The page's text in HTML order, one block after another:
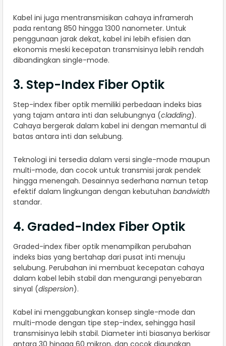
Kabel ini juga mentransmisikan cahaya inframerah
pada rentang 850 hingga 1300 nanometer. Untuk
penggunaan jarak dekat, kabel ini lebih efisien dan
ekonomis meski kecepatan transmisinya lebih rendah
dibandingkan single-mode.
3. Step-Index Fiber Optik
Step-index fiber optik memiliki perbedaan indeks bias
yang tajam antara inti dan selubungnya (cladding).
Cahaya bergerak dalam kabel ini dengan memantul di
batas antara inti dan selubung.
Teknologi ini tersedia dalam versi single-mode maupun
multi-mode, dan cocok untuk transmisi jarak pendek
hingga menengah. Desainnya sederhana namun tetap
efektif dalam lingkungan dengan kebutuhan bandwidth
standar.
4. Graded-Index Fiber Optik
Graded-index fiber optik menampilkan perubahan
indeks bias yang bertahap dari pusat inti menuju
selubung. Perubahan ini membuat kecepatan cahaya
dalam kabel lebih stabil dan mengurangi penyebaran
sinyal (dispersion).
Kabel ini menggabungkan konsep single-mode dan
multi-mode dengan tipe step-index, sehingga hasil
transmisinya lebih stabil. Diameter inti biasanya berkisar
antara 30 hingga 60 mikron, dan cocok digunakan